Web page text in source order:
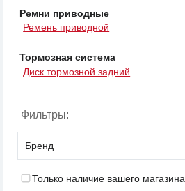
Ремни приводные
Ремень приводной
Тормозная система
Диск тормозной задний
Фильтры:
Бренд
Только наличие вашего магазина